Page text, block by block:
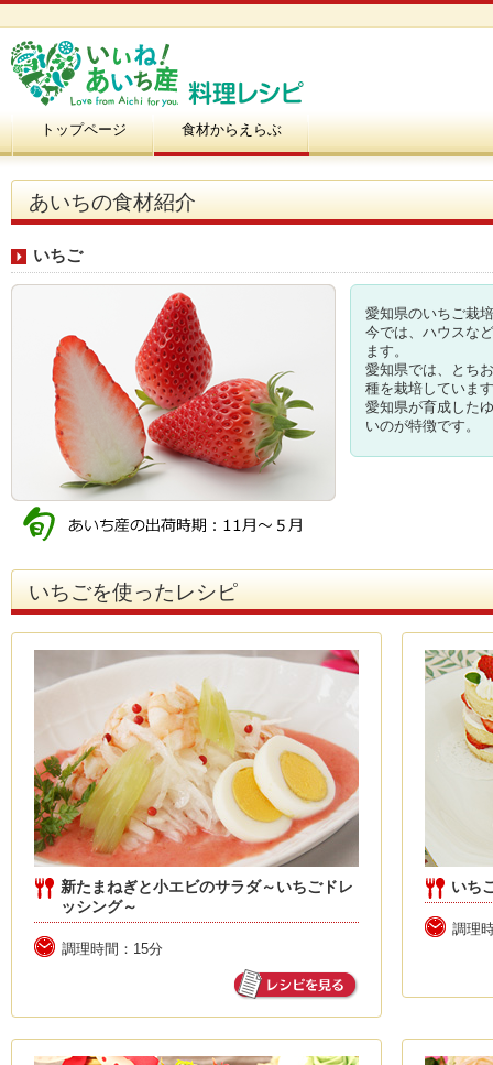
あいちの食材紹介
いちご
愛知県のいちご栽
今では、ハウスな
ます。
愛知県では、とち
種を栽培していま
愛知県が育成した
いのが特徴です。
いちごを使ったレシピ
新たまねぎと小エビのサラダ～いちごドレ
ッシング～
調理時間：15分
いち
調理
トップページ 食材からえらぶ